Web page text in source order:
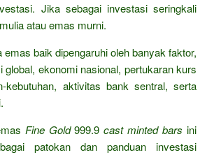
Jika sebagai investasi seringkali
atau emas murni.
emas baik dipengaruhi oleh banyak faktor,
global, ekonomi nasional, pertukaran kurs
kebutuhan, aktivitas bank sentral, serta
Fine Gold999.9cast minted barsini
patokan dan panduan investasi